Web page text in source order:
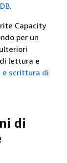
.
Capacity
per un
lettura e
e scrittura di
di